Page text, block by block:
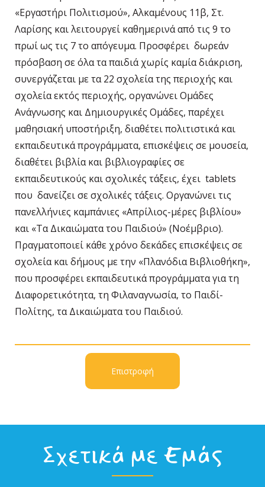
«Εργαστήρι Πολιτισμού», Αλκαμένους 11β, Στ.
Λαρίσης και λειτουργεί καθημερινά από τις 9 το
πρωί ως τις 7 το απόγευμα. Προσφέρει δωρεάν
πρόσβαση σε όλα τα παιδιά χωρίς καμία διάκριση,
συνεργάζεται με τα 22 σχολεία της περιοχής και
σχολεία εκτός περιοχής, οργανώνει Ομάδες
Ανάγνωσης και Δημιουργικές Ομάδες, παρέχει
μαθησιακή υποστήριξη, διαθέτει πολιτιστικά και
εκπαιδευτικά προγράμματα, επισκέψεις σε μουσεία,
διαθέτει βιβλία και βιβλιογραφίες σε
εκπαιδευτικούς και σχολικές τάξεις, έχει tablets
που δανείζει σε σχολικές τάξεις. Οργανώνει τις
πανελλήνιες καμπάνιες «Απρίλιος-μέρες βιβλίου»
και «Τα Δικαιώματα του Παιδιού» (Νοέμβριο).
Πραγματοποιεί κάθε χρόνο δεκάδες επισκέψεις σε
σχολεία και δήμους με την «Πλανόδια Βιβλιοθήκη»,
που προσφέρει εκπαιδευτικά προγράμματα για τη
Διαφορετικότητα, τη Φιλαναγνωσία, το Παιδί-
Πολίτης, τα Δικαιώματα του Παιδιού.
Επιστροφή
Σχετικά με Εμάς